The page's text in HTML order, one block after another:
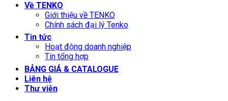
Về TENKO
Giới thiệu về TENKO
Chính sách đại lý Tenko
Tin tức
Hoạt động doanh nghiệp
Tin tổng hợp
BẢNG GIÁ & CATALOGUE
Liên hệ
Thư viện